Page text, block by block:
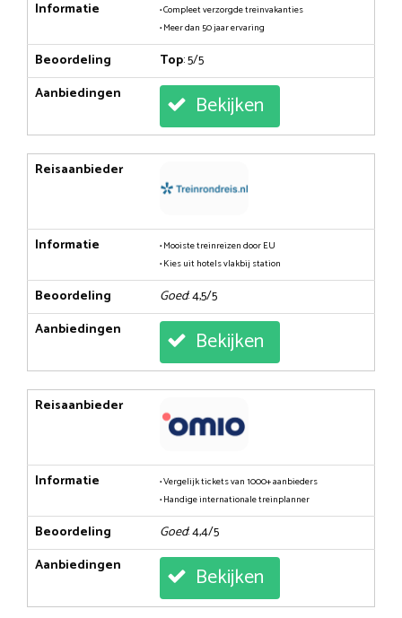
Informatie
• Compleet verzorgde treinvakanties
• Meer dan 50 jaar ervaring
Beoordeling Top: 5/5
Aanbiedingen
Bekijken
Reisaanbieder
Informatie
• Mooiste treinreizen door EU
• Kies uit hotels vlakbij station
Beoordeling Goed: 4,5/5
Aanbiedingen
Bekijken
Reisaanbieder
Informatie
• Vergelijk tickets van 1000+ aanbieders
• Handige internationale treinplanner
Beoordeling Goed: 4,4/5
Aanbiedingen
Bekijken